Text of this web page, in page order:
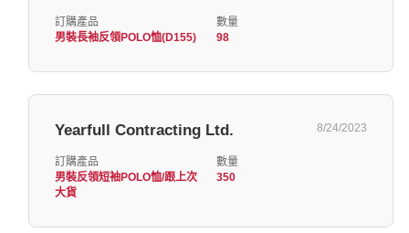
訂購產品
男裝長袖反領POLO恤(D155)
數量
98
Yearfull Contracting Ltd. 8/24/2023
訂購產品
男裝反領短袖POLO恤/跟上次
大貨
數量
350